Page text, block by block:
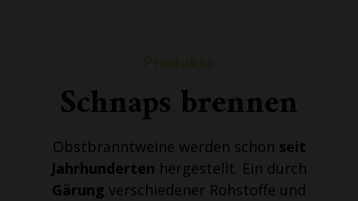
Schnaps brennen
Obstbranntweine werden schon seit
Jahrhunderten hergestellt. Ein durch
Gärung verschiedener Rohstoffe und